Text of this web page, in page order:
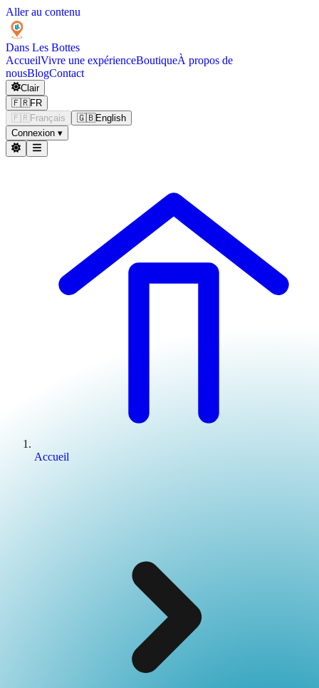
Aller au contenu
Dans Les Bottes
AccueilVivre une expérienceBoutiqueÀ propos de
nousBlogContact
Clair
🇫🇷FR
🇫🇷 Français 🇬🇧English
Connexion ▾
Accueil